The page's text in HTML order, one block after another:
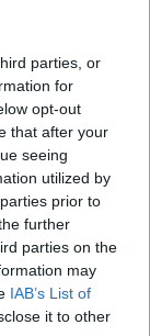
parties, or
for
opt-out
that after your
seeing
utilized by
prior to
further
parties on the
may
IAB’s List of
it to other
και τα